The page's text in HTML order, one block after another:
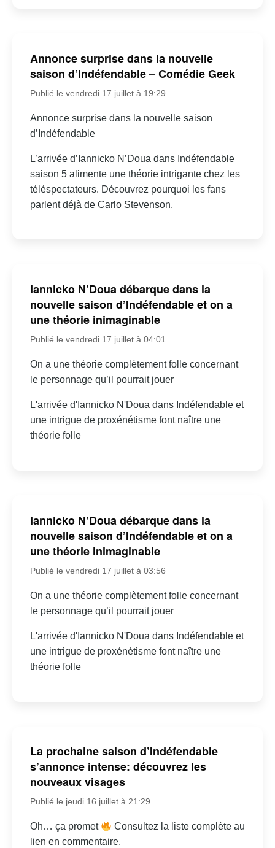
Annonce surprise dans la nouvelle
saison d’Indéfendable – Comédie Geek
Publié le vendredi 17 juillet à 19:29
Annonce surprise dans la nouvelle saison
d’Indéfendable
L’arrivée d’Iannicko N’Doua dans Indéfendable
saison 5 alimente une théorie intrigante chez les
téléspectateurs. Découvrez pourquoi les fans
parlent déjà de Carlo Stevenson.
Iannicko N’Doua débarque dans la
nouvelle saison d’Indéfendable et on a
une théorie inimaginable
Publié le vendredi 17 juillet à 04:01
On a une théorie complètement folle concernant
le personnage qu’il pourrait jouer
L'arrivée d'Iannicko N'Doua dans Indéfendable et
une intrigue de proxénétisme font naître une
théorie folle
Iannicko N’Doua débarque dans la
nouvelle saison d’Indéfendable et on a
une théorie inimaginable
Publié le vendredi 17 juillet à 03:56
On a une théorie complètement folle concernant
le personnage qu’il pourrait jouer
L'arrivée d'Iannicko N'Doua dans Indéfendable et
une intrigue de proxénétisme font naître une
théorie folle
La prochaine saison d’Indéfendable
s’annonce intense: découvrez les
nouveaux visages
Publié le jeudi 16 juillet à 21:29
Oh… ça promet
Consultez la liste complète au
lien en commentaire.